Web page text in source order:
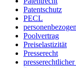
Patentschutz
PECL
Poolvertrag
Preiselastizität
Presserecht